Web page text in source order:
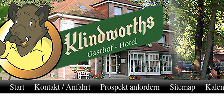
Start Kontakt / Anfahrt Prospekt anfordern Sitemap